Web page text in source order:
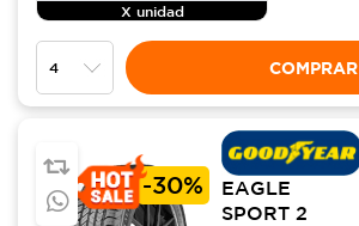
X unidad
COMPRAR
-30%
EAGLE
SPORT 2